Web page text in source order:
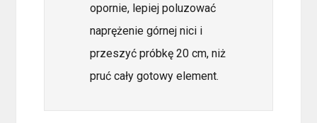
opornie, lepiej poluzować
naprężenie górnej nici i
przeszyć próbkę 20 cm, niż
pruć cały gotowy element.